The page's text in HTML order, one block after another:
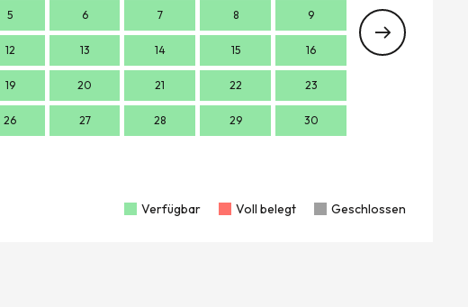
5 6 7 8 9
12 13 14 15 16
19 20 21 22 23
26 27 28 29 30
7
14
Verfügbar Voll belegt Geschlossen